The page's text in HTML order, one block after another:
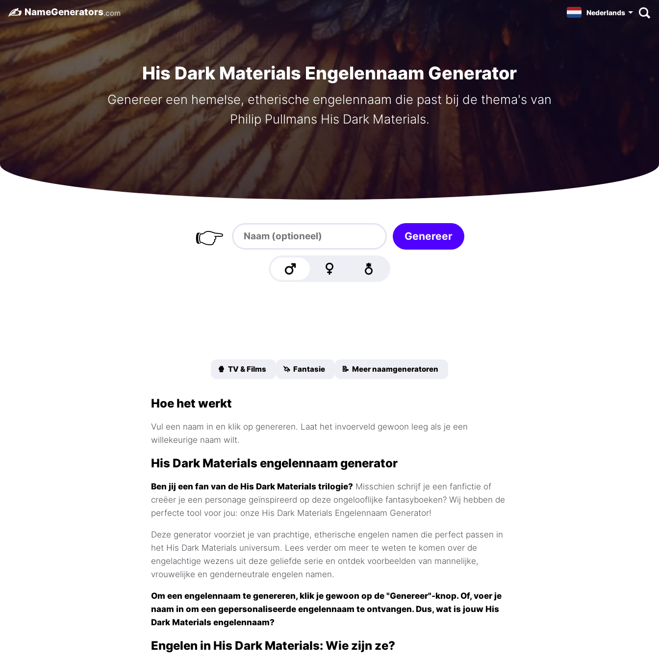
✍️ NameGenerators.com Nederlands
His Dark Materials Engelennaam Generator
Genereer een hemelse, etherische engelennaam die past bij de thema's van
Philip Pullmans His Dark Materials.
👉 Genereer
🍿 TV & Films 🦄 Fantasie 📝 Meer naamgeneratoren
Hoe het werkt
Vul een naam in en klik op genereren. Laat het invoerveld gewoon leeg als je een
willekeurige naam wilt.
His Dark Materials engelennaam generator
Ben jij een fan van de His Dark Materials trilogie? Misschien schrijf je een fanfictie of
creëer je een personage geïnspireerd op deze ongelooflijke fantasyboeken? Wij hebben de
perfecte tool voor jou: onze His Dark Materials Engelennaam Generator!
Deze generator voorziet je van prachtige, etherische engelen namen die perfect passen in
het His Dark Materials universum. Lees verder om meer te weten te komen over de
engelachtige wezens uit deze geliefde serie en ontdek voorbeelden van mannelijke,
vrouwelijke en genderneutrale engelen namen.
Om een engelennaam te genereren, klik je gewoon op de "Genereer"-knop. Of, voer je
naam in om een gepersonaliseerde engelennaam te ontvangen. Dus, wat is jouw His
Dark Materials engelennaam?
Engelen in His Dark Materials: Wie zijn ze?